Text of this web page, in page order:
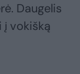
Daugelis
į vokišką